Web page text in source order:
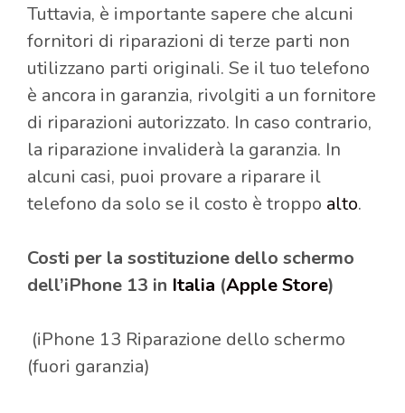
Tuttavia, è importante sapere che alcuni
fornitori di riparazioni di terze parti non
utilizzano parti originali. Se il tuo telefono
è ancora in garanzia, rivolgiti a un fornitore
di riparazioni autorizzato. In caso contrario,
la riparazione invaliderà la garanzia. In
alcuni casi, puoi provare a riparare il
telefono da solo se il costo è troppo alto.
Costi per la sostituzione dello schermo
dell’iPhone 13 in Italia (Apple Store)
(iPhone 13 Riparazione dello schermo
(fuori garanzia)